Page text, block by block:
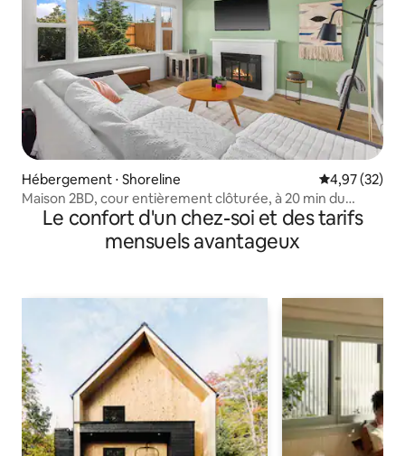
Hébergement ⋅ Shoreline Évaluation
4,97 (32)
Maison 2BD, cour entièrement clôturée, à 20 min du
centre-ville
Le confort d'un chez-soi et des tarifs
mensuels avantageux